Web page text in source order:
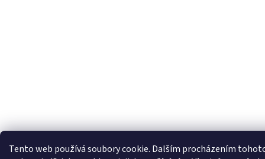
Tento web používá soubory cookie. Dalším procházením